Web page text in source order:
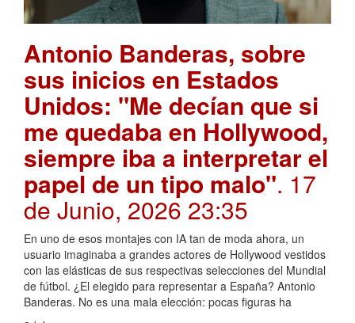
Antonio Banderas, sobre
sus inicios en Estados
Unidos: "Me decían que si
me quedaba en Hollywood,
siempre iba a interpretar el
papel de un tipo malo". 17
de Junio, 2026 23:35
En uno de esos montajes con IA tan de moda ahora, un
usuario imaginaba a grandes actores de Hollywood vestidos
con las elásticas de sus respectivas selecciones del Mundial
de fútbol. ¿El elegido para representar a España? Antonio
Banderas. No es una mala elección: pocas figuras ha